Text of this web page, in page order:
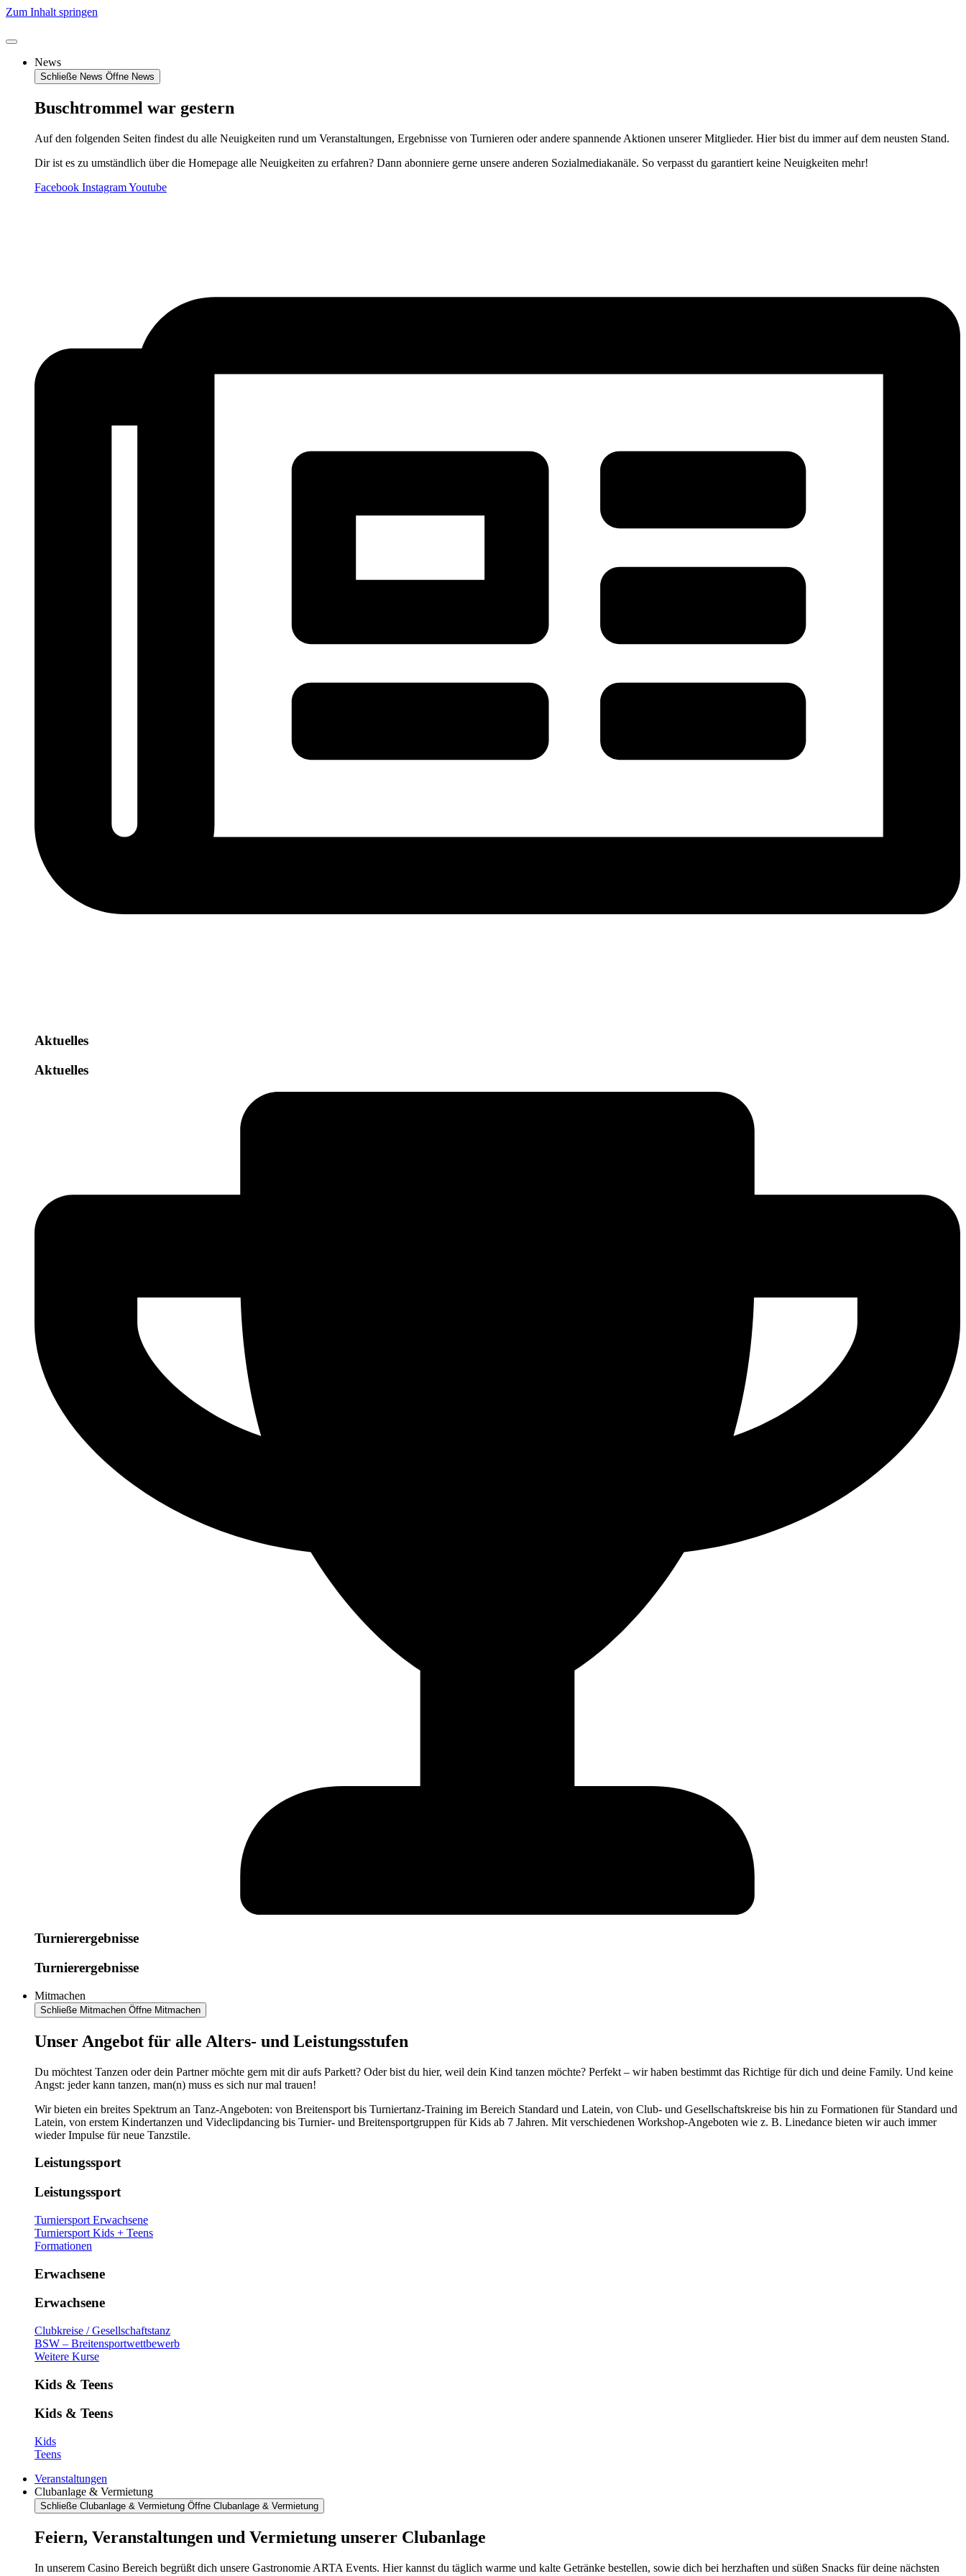
Zum Inhalt springen
News
Schließe News Öffne News
Buschtrommel war gestern
Auf den folgenden Seiten findest du alle Neuigkeiten rund um Veranstaltungen, Ergebnisse von Turnieren oder andere spannende Aktionen unserer Mitglieder. Hier bist du immer auf dem neusten Stand.
Dir ist es zu umständlich über die Homepage alle Neuigkeiten zu erfahren? Dann abonniere gerne unsere anderen Sozialmediakanäle. So verpasst du garantiert keine Neuigkeiten mehr!
Facebook InstagramYoutube
Aktuelles
Aktuelles
Turnierergebnisse
Turnierergebnisse
Mitmachen
Schließe Mitmachen Öffne Mitmachen
​​​Unser Angebot für alle Alters- und Leistungsstufen
Du möchtest Tanzen oder dein Partner möchte gern mit dir aufs Parkett? Oder bist du hier, weil dein Kind tanzen möchte? Perfekt – wir haben bestimmt das Richtige für dich und deine Family. Und keine
Angst: jeder kann tanzen, man(n) muss es sich nur mal trauen!
Wir bieten ein breites Spektrum an Tanz-Angeboten: von Breitensport bis Turniertanz-Training im Bereich Standard und Latein, von Club- und Gesellschaftskreise bis hin zu Formationen für Standard und
Latein, von erstem Kindertanzen und Videclipdancing bis Turnier- und Breitensportgruppen für Kids ab 7 Jahren. Mit verschiedenen Workshop-Angeboten wie z. B. Linedance bieten wir auch immer
wieder Impulse für neue Tanzstile.
Leistungssport
Leistungssport
Turniersport Erwachsene
Turniersport Kids + Teens
Formationen
Erwachsene
Erwachsene
Clubkreise / Gesellschaftstanz
BSW – Breitensportwettbewerb
Weitere Kurse
Kids & Teens
Kids & Teens
Kids
Teens
Veranstaltungen
Clubanlage & Vermietung
Schließe Clubanlage & Vermietung Öffne Clubanlage & Vermietung
Feiern, Veranstaltungen und Vermietung unserer Clubanlage
In unserem Casino Bereich begrüßt dich unsere Gastronomie ARTA Events. Hier kannst du täglich warme und kalte Getränke bestellen, sowie dich bei herzhaften und süßen Snacks für deine nächsten